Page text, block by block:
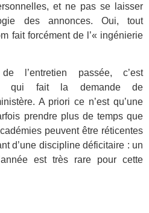
et ne pas se laisser
des annonces. Oui, tout
fait forcément de l’« ingénierie
l’entretien passée, c’est
qui fait la demande de
A priori ce n’est qu’une
prendre plus de temps que
peuvent être réticentes
d’une discipline déficitaire : un
est très rare pour cette